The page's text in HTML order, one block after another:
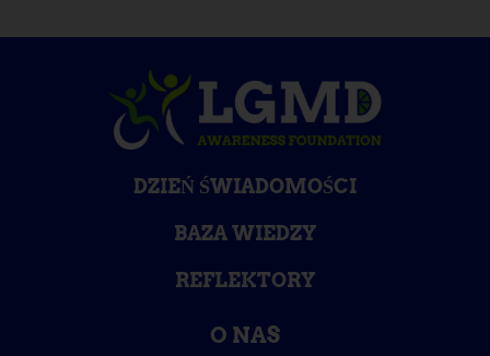
DZIEŃ ŚWIADOMOŚCI
BAZA WIEDZY
REFLEKTORY
O NAS